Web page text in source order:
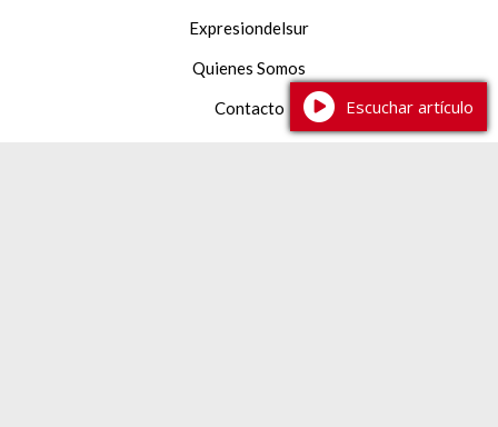
Expresiondelsur
Quienes Somos
Contacto
Escuchar artículo